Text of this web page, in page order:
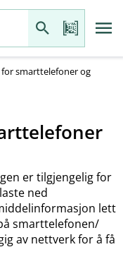
smarttelefoner og
er tilgjengelig for
ned
lett
smarttelefonen​/​
av nettverk for å få